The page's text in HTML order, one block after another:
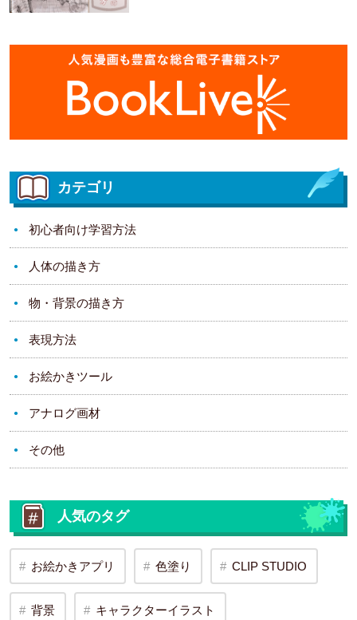
カテゴリ
初心者向け学習方法
人体の描き方
物・背景の描き方
表現方法
お絵かきツール
アナログ画材
その他
人気のタグ
お絵かきアプリ 色塗り CLIP STUDIO
背景 キャラクターイラスト